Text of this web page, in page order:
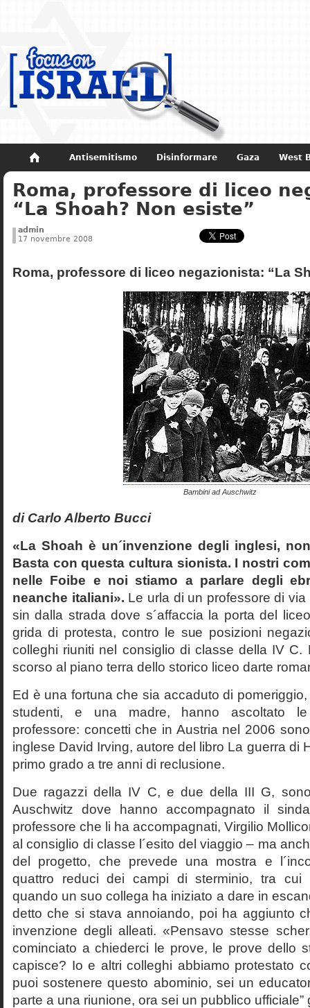
Antisemitismo Disinformare Gaza West
Non dimenticare Storia di Israele
Roma, professore di liceo
“La Shoah? Non esiste”
admin
17 novembre 2008
Roma, professore di liceo negazionista: “La
Bambini ad Auschwitz
di Carlo Alberto Bucci
«La Shoah è un´invenzione degli inglesi,
Basta con questa cultura sionista. I nostri
nelle Foibe e noi stiamo a parlare degli
neanche italiani». Le urla di un professore di
sin dalla strada dove s´affaccia la porta del
grida di protesta, contro le sue posizioni
colleghi riuniti nel consiglio di classe della IV C.
scorso al piano terra dello storico liceo darte
Ed è una fortuna che sia accaduto di
studenti, e una madre, hanno ascoltato le
professore: concetti che in Austria nel 2006
inglese David Irving, autore del libro La guerra di
primo grado a tre anni di reclusione.
Due ragazzi della IV C, e due della III G,
Auschwitz dove hanno accompagnato il
professore che li ha accompagnati, Virgilio
al consiglio di classe l´esito del viaggio – ma
del progetto, che prevede una mostra e
quattro reduci dei campi di sterminio, tra cui
quando un suo collega ha iniziato a dare in
detto che si stava annoiando, poi ha aggiunto
invenzione degli alleati. «Pensavo stesse
cominciato a chiederci le prove, le prove dello
capisce? Io e altri colleghi abbiamo protestato
puoi sostenere questo abominio, sei un
parte a una riunione, ora sei un pubblico ufficiale”